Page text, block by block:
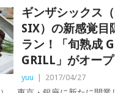
ギンザシックス
SIX）の新感覚目
ラン！「旬熟成
GRILL」がオープ
yuu 2017/04/27